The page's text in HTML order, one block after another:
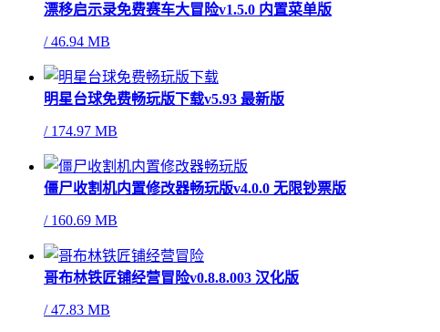
漂移启示录免费赛车大冒险v1.5.0 内置菜单版
/46.94 MB
明星台球免费畅玩版下载v5.93 最新版
/174.97 MB
僵尸收割机内置修改器畅玩版v4.0.0 无限钞票版
/160.69 MB
哥布林铁匠铺经营冒险v0.8.8.003 汉化版
/47.83 MB